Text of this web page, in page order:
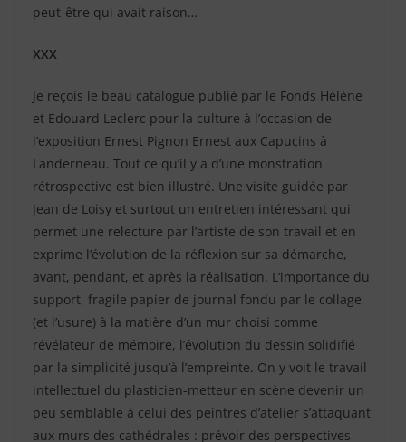
peut-être qui avait raison…
XXX
Je reçois le beau catalogue publié par le Fonds Hélène
et Edouard Leclerc pour la culture à l’occasion de
l’exposition Ernest Pignon Ernest aux Capucins à
Landerneau. Tout ce qu’il y a d’une monstration
rétrospective est bien illustré. Une visite guidée par
Jean de Loisy et surtout un entretien intéressant qui
permet une relecture par l’artiste de son travail et en
exprime l’évolution de la réflexion sur sa démarche,
avant, pendant, et après la réalisation. L’importance du
support, fragile papier de journal fondu par le collage
(et l’usure) à la matière d’un mur choisi comme
révélateur de mémoire, l’évolution du dessin solidifié
par la simplicité jusqu’à l’empreinte. On y voit le travail
intellectuel du plasticien-metteur en scène devenir un
peu semblable à celui des peintres d’atelier s’attaquant
aux murs des cathédrales : prévoir des perspectives